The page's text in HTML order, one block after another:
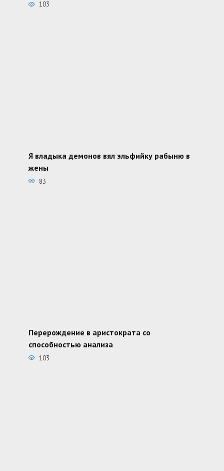
103
Я владыка демонов вял эльфийку рабыню в
жены
83
Перерождение в аристократа со
способностью анализа
103